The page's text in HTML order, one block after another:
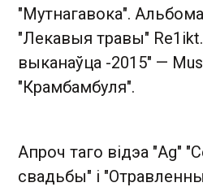
"Мутнагавока".
"Лекавыя травы"
выканаўца -2015" —
"Крамбамбуля".
Апроч таго відэа "Ag"
свадьбы" і